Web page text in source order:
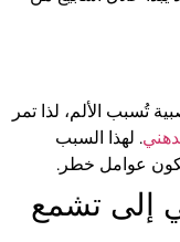
تُسبب الألم، لذا تمر
. لهذا السبب
عوامل خطر.
إلى تشمع